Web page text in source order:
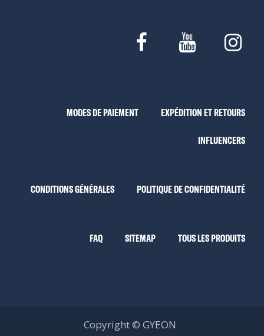
MODES DE PAIEMENT EXPÉDITION ET RETOURS
INFLUENCERS
CONDITIONS GÉNÉRALES POLITIQUE DE CONFIDENTIALITÉ
FAQ SITEMAP TOUS LES PRODUITS
Copyright © GYEON